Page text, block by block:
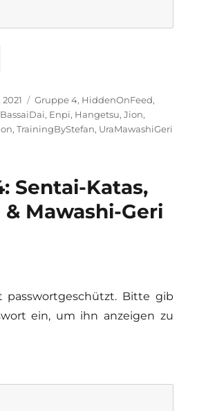
2021 Kategorien
Gruppe 4, HiddenOnFeed,
Schlagwörter
BassaiDai, Enpi, Hangetsu,Jion,
,TrainingByStefan, UraMawashiGeri
Sentai-Katas,
& Mawashi-Geri
passwortgeschützt. Bitte gib
ein, um ihn anzeigen zu